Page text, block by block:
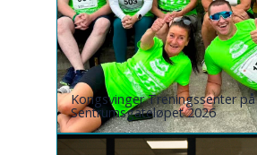
Kongsvinger Treningssenter på
Sentrumsgateløpet 2026